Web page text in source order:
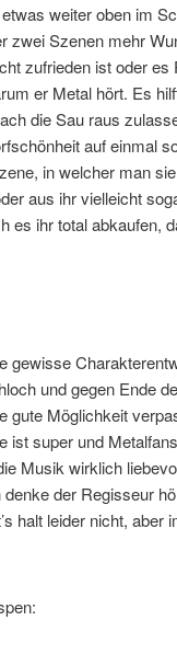
weiter oben im
zwei Szenen mehr
zufrieden ist oder es
er Metal hört. Es
die Sau raus
auf einmal
in welcher man
aus ihr vielleicht
es ihr total abkaufen,
gewisse
und gegen Ende
gute Möglichkeit
ist super und
Musik wirklich
der Regisseur
halt leider nicht, aber